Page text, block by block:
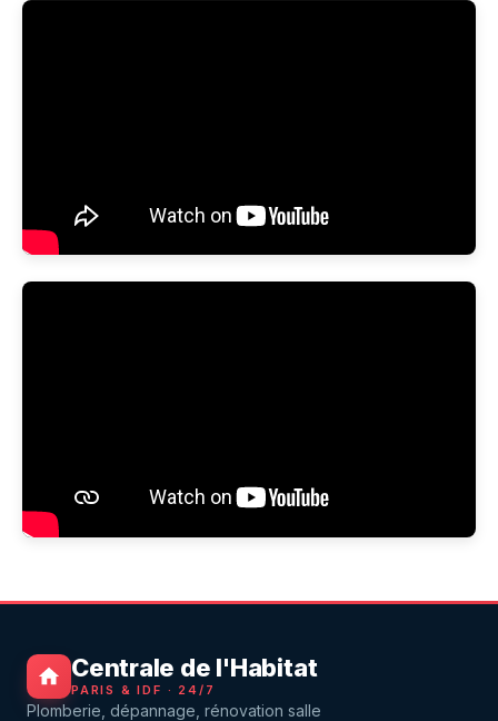
Centrale de l'Habitat
PARIS & IDF · 24/7
Plomberie, dépannage, rénovation salle